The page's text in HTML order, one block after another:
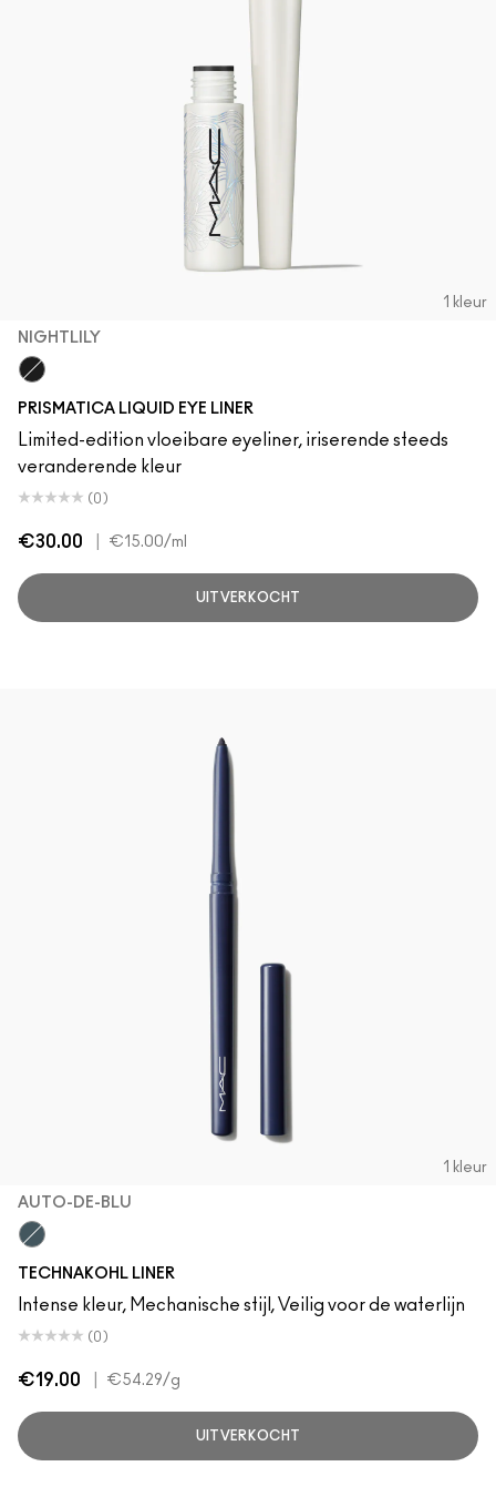
1 kleur
NIGHTLILY
PRISMATICA LIQUID EYE LINER
Limited-edition vloeibare eyeliner, iriserende steeds
veranderende kleur
(0)
€30.00 €15.00/ml
UITVERKOCHT
1 kleur
AUTO-DE-BLU
TECHNAKOHL LINER
Intense kleur, Mechanische stijl, Veilig voor de waterlijn
(0)
€19.00 €54.29/g
UITVERKOCHT